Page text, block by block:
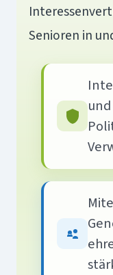
Senioren in